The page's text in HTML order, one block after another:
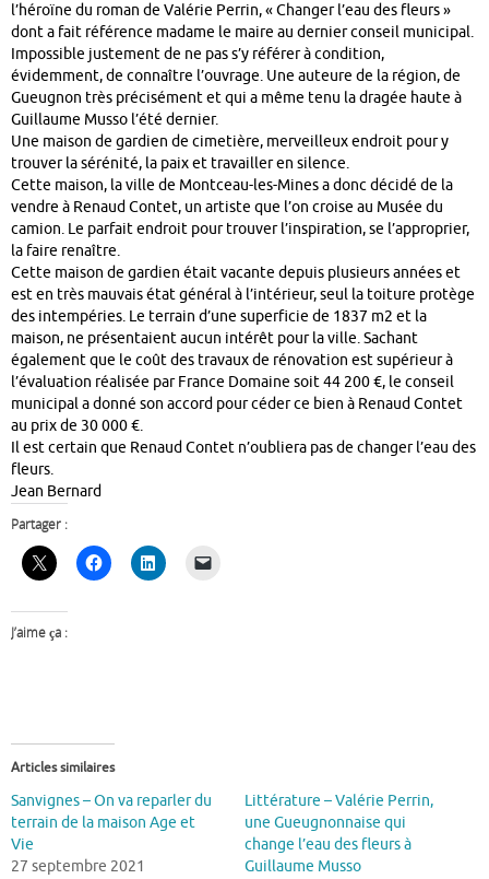
l’héroïne du roman de Valérie Perrin, « Changer l’eau des fleurs »
dont a fait référence madame le maire au dernier conseil municipal.
Impossible justement de ne pas s’y référer à condition,
évidemment, de connaître l’ouvrage. Une auteure de la région, de
Gueugnon très précisément et qui a même tenu la dragée haute à
Guillaume Musso l’été dernier.
Une maison de gardien de cimetière, merveilleux endroit pour y
trouver la sérénité, la paix et travailler en silence.
Cette maison, la ville de Montceau-les-Mines a donc décidé de la
vendre à Renaud Contet, un artiste que l’on croise au Musée du
camion. Le parfait endroit pour trouver l’inspiration, se l’approprier,
la faire renaître.
Cette maison de gardien était vacante depuis plusieurs années et
est en très mauvais état général à l’intérieur, seul la toiture protège
des intempéries. Le terrain d’une superficie de 1837 m2 et la
maison, ne présentaient aucun intérêt pour la ville. Sachant
également que le coût des travaux de rénovation est supérieur à
l’évaluation réalisée par France Domaine soit 44 200 €, le conseil
municipal a donné son accord pour céder ce bien à Renaud Contet
au prix de 30 000 €.
Il est certain que Renaud Contet n’oubliera pas de changer l’eau des
fleurs.
Jean Bernard
Partager :
J’aime ça :
Articles similaires
Sanvignes – On va reparler du
terrain de la maison Age et
Vie
27 septembre 2021
Littérature – Valérie Perrin,
une Gueugnonnaise qui
change l’eau des fleurs à
Guillaume Musso